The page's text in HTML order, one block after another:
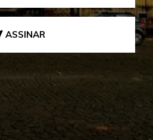
ASSINAR